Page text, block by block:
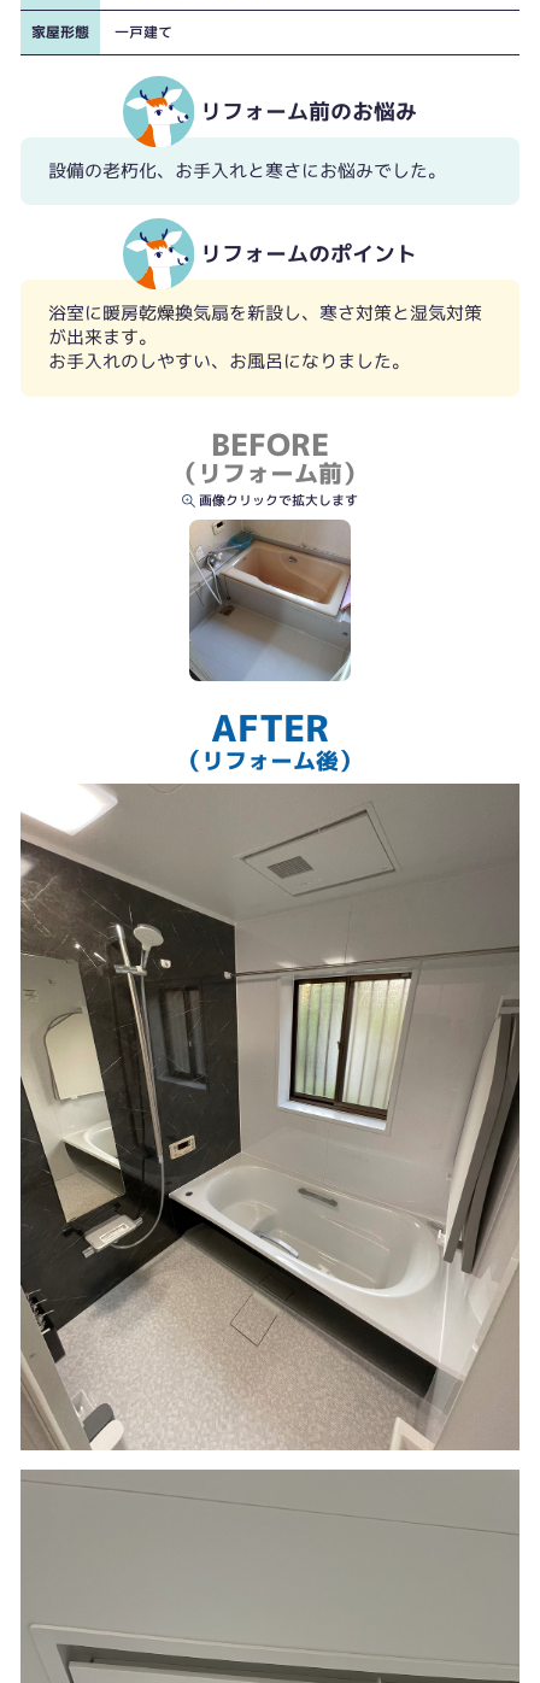
家屋形態 一戸建て
リフォーム前のお悩み
設備の老朽化、お手入れと寒さにお悩みでした。
リフォームのポイント
浴室に暖房乾燥換気扇を新設し、寒さ対策と湿気対策
が出来ます。
お手入れのしやすい、お風呂になりました。
BEFORE
（リフォーム前）
画像クリックで拡大します
AFTER
（リフォーム後）